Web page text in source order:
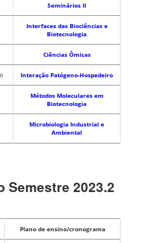
Seminários II
Interfaces das Biociências e
Biotecnologia
Ciências Ômicas
Interação Patógeno-Hospedeiro
Métodos Moleculares em
Biotecnologia
Microbiologia Industrial e
Ambiental
Semestre 2023.2
Plano de ensino/cronograma